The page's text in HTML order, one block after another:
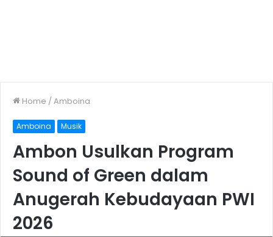
Home /Amboina
Amboina Musik
Ambon Usulkan Program
Sound of Green dalam
Anugerah Kebudayaan PWI
2026